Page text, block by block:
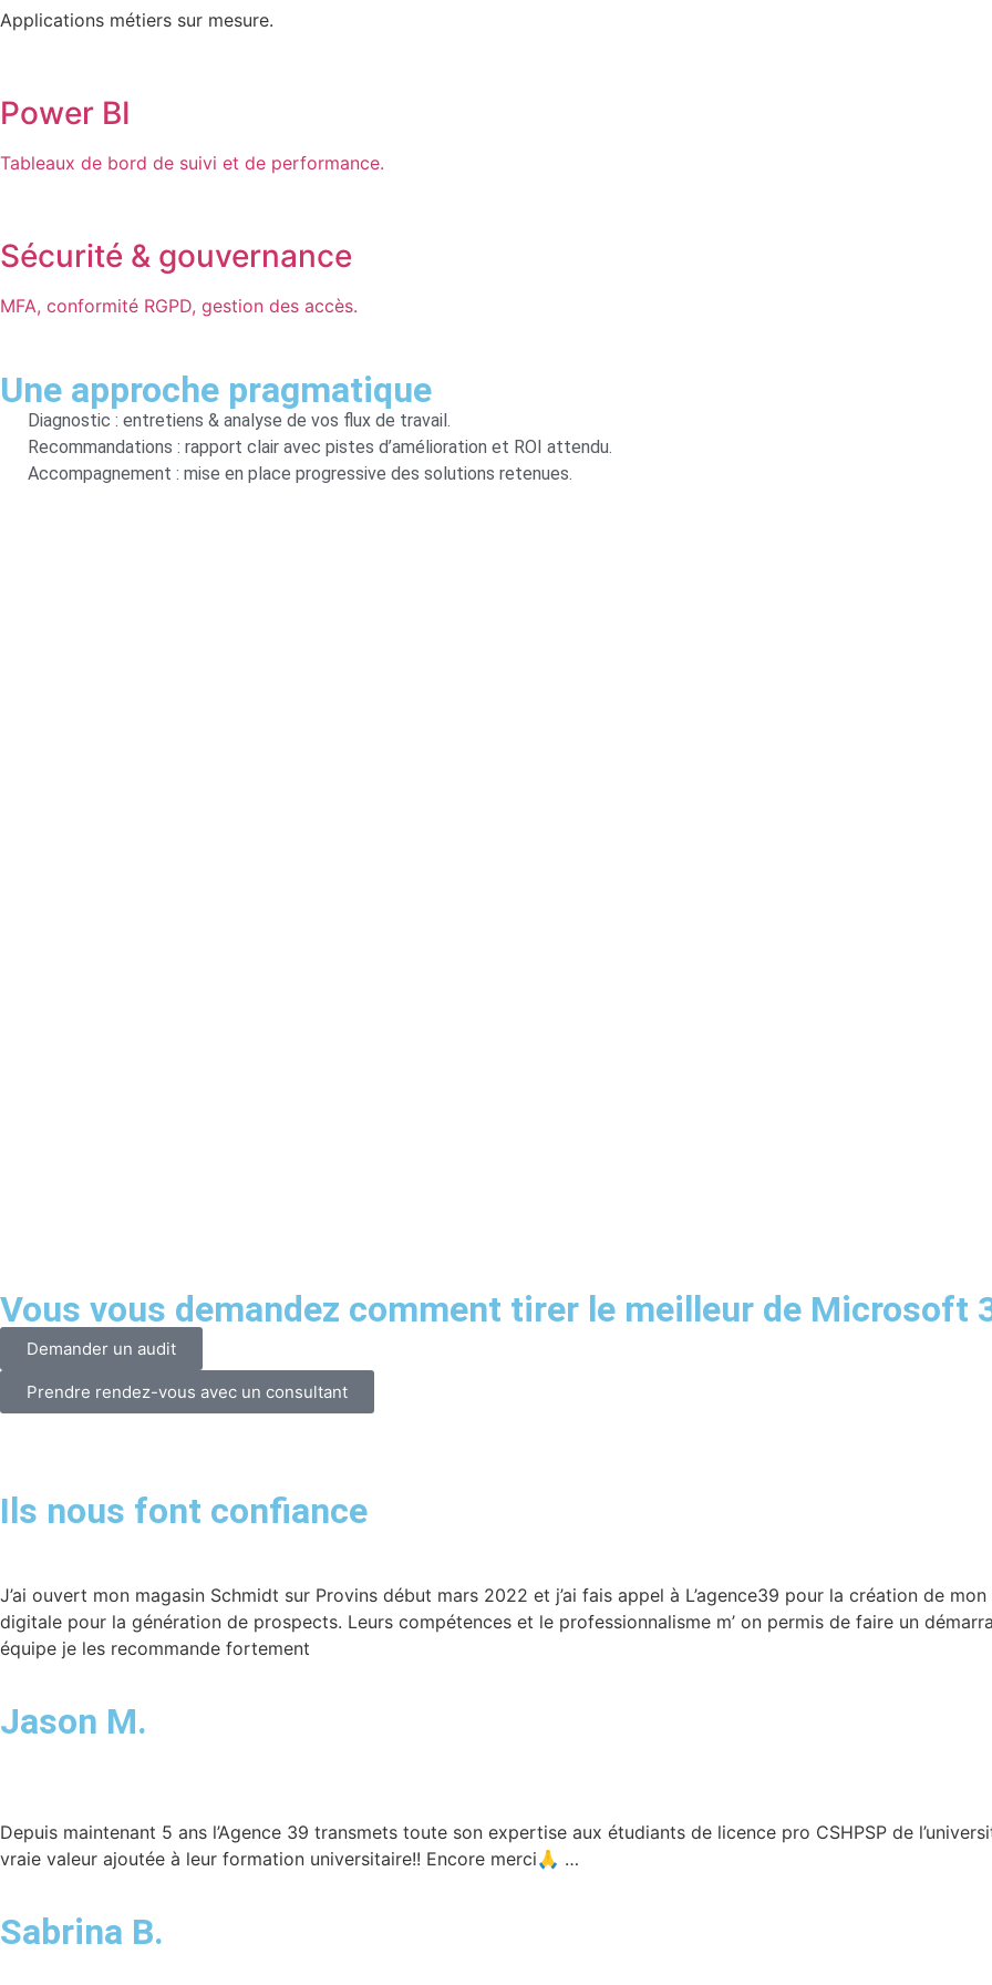
Applications métiers sur mesure.
Power BI
Tableaux de bord de suivi et de performance.
Sécurité & gouvernance
MFA, conformité RGPD, gestion des accès.
Une approche pragmatique
Diagnostic : entretiens & analyse de vos flux de travail.
Recommandations : rapport clair avec pistes d’amélioration et ROI attendu.
Accompagnement : mise en place progressive des solutions retenues.
Vous vous demandez comment tirer le meilleur de Microsoft
Demander un audit
Prendre rendez-vous avec un consultant
Ils nous font confiance
J’ai ouvert mon magasin Schmidt sur Provins début mars 2022 et j’ai fais appel à L’agence39 pour la création de
digitale pour la génération de prospects. Leurs compétences et le professionnalisme m’ on permis de faire un
équipe je les recommande fortement
Jason M.
Depuis maintenant 5 ans l’Agence 39 transmets toute son expertise aux étudiants de licence pro CSHPSP de
vraie valeur ajoutée à leur formation universitaire!! Encore merci🙏 …
Sabrina B.